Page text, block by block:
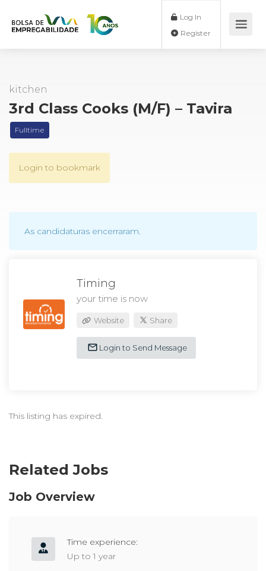
Log In
kitchen
3rd Class Cooks (M/F) – Tavira
Fulltime
Login to bookmark
As candidaturas encerraram.
Timing
your time is now
Website Share
Login to Send Message
This listing has expired.
Related Jobs
Job Overview
Time experience:
Up to 1 year